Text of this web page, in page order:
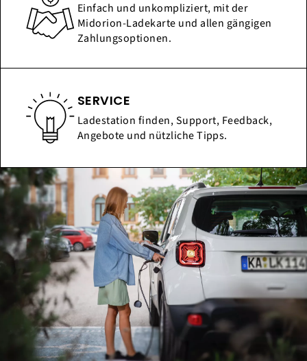
Einfach und unkompliziert, mit der
Midorion-Ladekarte und allen gängigen
Zahlungsoptionen.
SERVICE
Ladestation finden, Support, Feedback,
Angebote und nützliche Tipps.